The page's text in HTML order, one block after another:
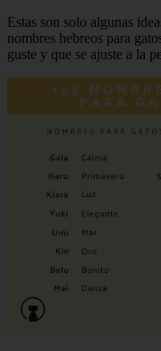
Estas son solo algunas
nombres hebreos para
guste y que se ajuste a la